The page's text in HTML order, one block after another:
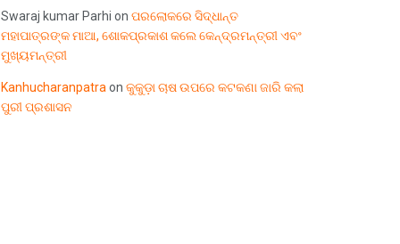
Swaraj kumar Parhi on ପରଲୋକରେ ସିଦ୍ଧାନ୍ତ
ମହାପାତ୍ରଙ୍କ ମାଆ, ଶୋକପ୍ରକାଶ କଲେ କେନ୍ଦ୍ରମନ୍ତ୍ରୀ ଏବଂ
ମୁଖ୍ୟମନ୍ତ୍ରୀ
Kanhucharanpatraon କୁକୁଡ଼ା ଚାଷ ଉପରେ କଟକଣା ଜାରି କଲା
ପୁରୀ ପ୍ରଶାସନ